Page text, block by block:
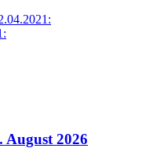
August 2026